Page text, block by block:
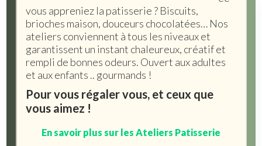
vous appreniez la patisserie ? Biscuits,
brioches maison, douceurs chocolatées… Nos
ateliers conviennent à tous les niveaux et
garantissent un instant chaleureux, créatif et
rempli de bonnes odeurs. Ouvert aux adultes
et aux enfants .. gourmands !
Pour vous régaler vous, et ceux que
vous aimez !
En savoir plus sur les Ateliers Patisserie